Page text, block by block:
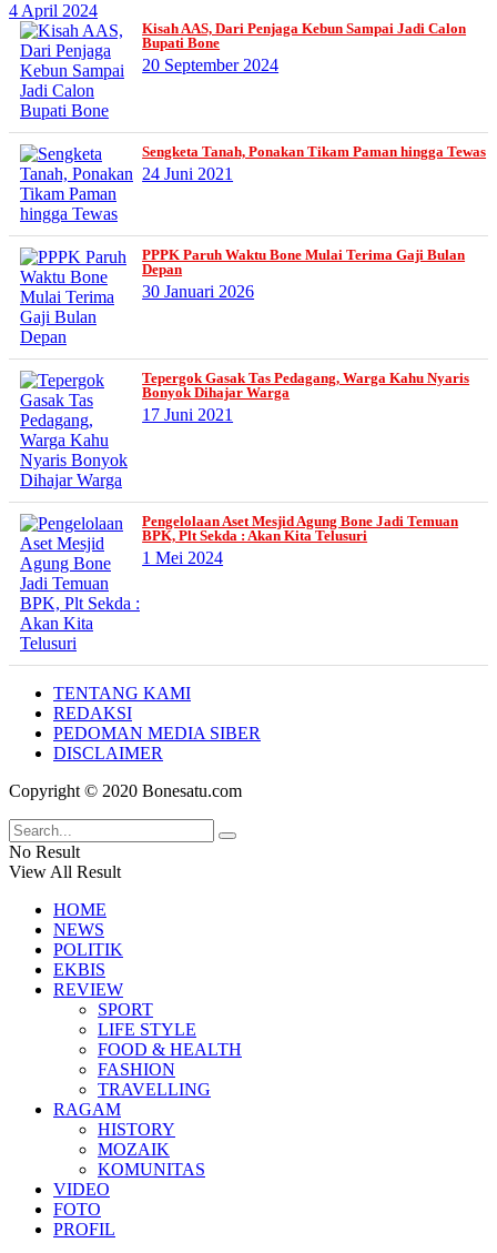
4 April 2024
Kisah AAS, Dari Penjaga Kebun Sampai Jadi Calon
Bupati Bone
20 September 2024
Sengketa Tanah, Ponakan Tikam Paman hingga Tewas
24 Juni 2021
PPPK Paruh Waktu Bone Mulai Terima Gaji Bulan
Depan
30 Januari 2026
Tepergok Gasak Tas Pedagang, Warga Kahu Nyaris
Bonyok Dihajar Warga
17 Juni 2021
Pengelolaan Aset Mesjid Agung Bone Jadi Temuan
BPK, Plt Sekda : Akan Kita Telusuri
1 Mei 2024
TENTANG KAMI
REDAKSI
PEDOMAN MEDIA SIBER
DISCLAIMER
Copyright © 2020 Bonesatu.com
No Result
View All Result
HOME
NEWS
POLITIK
EKBIS
REVIEW
SPORT
LIFE STYLE
FOOD & HEALTH
FASHION
TRAVELLING
RAGAM
HISTORY
MOZAIK
KOMUNITAS
VIDEO
FOTO
PROFIL